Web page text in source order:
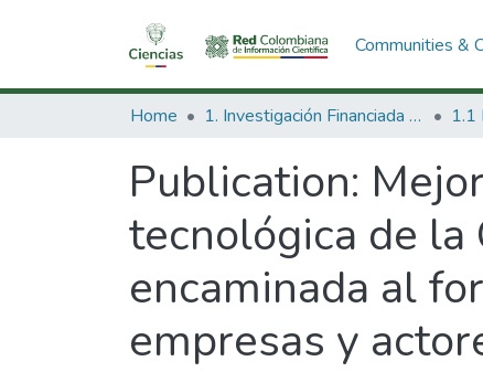
Communities &
Home 1. Investigación Financiada con Recursos Públicos
Publication:
tecnológica de la
encaminada al
empresas y